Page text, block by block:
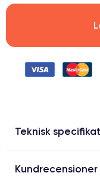
Teknisk
Kundrecensioner